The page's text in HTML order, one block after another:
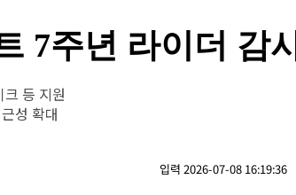
7주년 라이더 감
등 지원
성 확대
입력 2026-07-08 16:19:36